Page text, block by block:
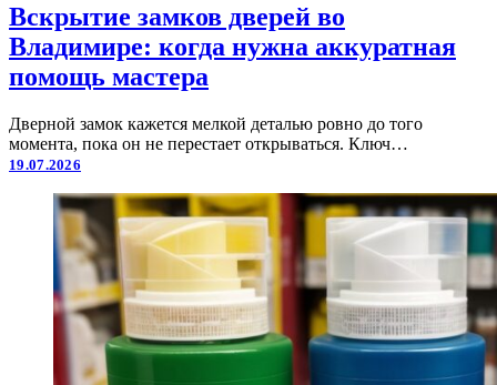
Вскрытие замков дверей во
Владимире: когда нужна аккуратная
помощь мастера
Дверной замок кажется мелкой деталью ровно до того
момента, пока он не перестает открываться. Ключ…
19.07.2026